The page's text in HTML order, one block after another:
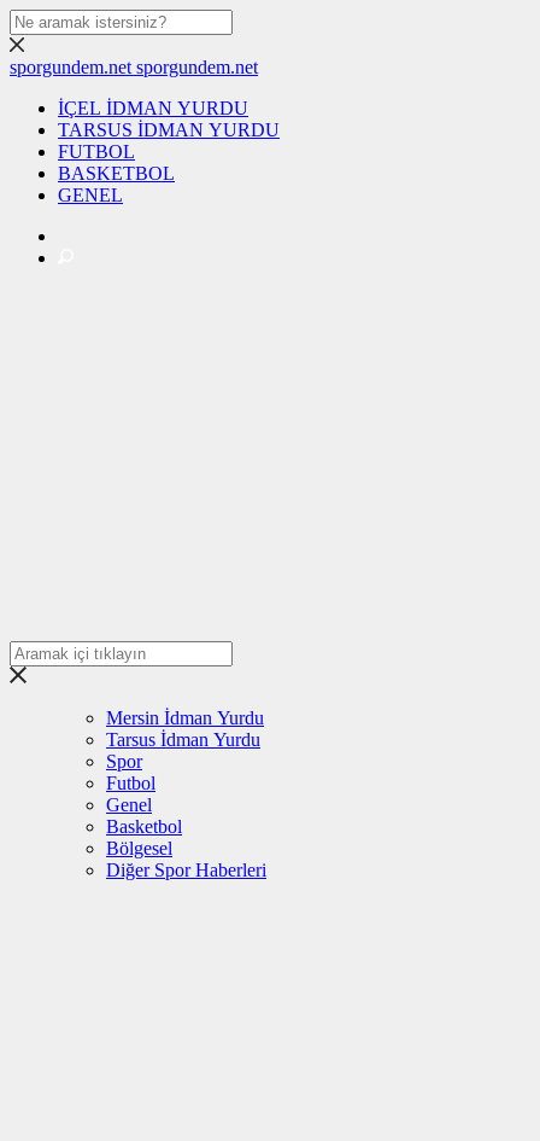
sporgundem.net sporgundem.net
İÇEL İDMAN YURDU
TARSUS İDMAN YURDU
FUTBOL
BASKETBOL
GENEL
Mersin İdman Yurdu
Tarsus İdman Yurdu
Spor
Futbol
Genel
Basketbol
Bölgesel
Diğer Spor Haberleri